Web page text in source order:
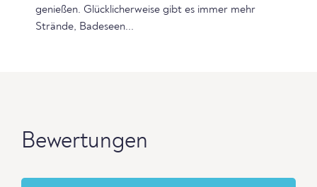
genießen. Glücklicherweise gibt es immer mehr
Strände, Badeseen...
Bewertungen